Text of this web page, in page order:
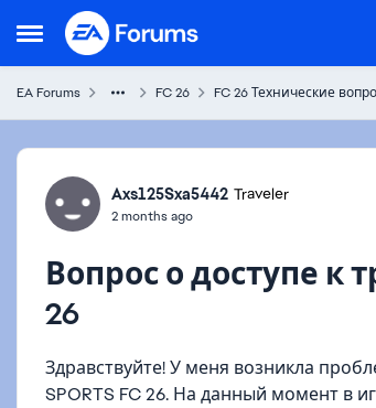
Open Side Menu
Skip to content
EA Forums FC 26 FC 26 Технические
Forum Discussion
Axs125Sxa5442 Traveler
2 months ago
Вопрос о доступе к
26
Здравствуйте! У меня возникла
SPORTS FC 26. На данный момент в